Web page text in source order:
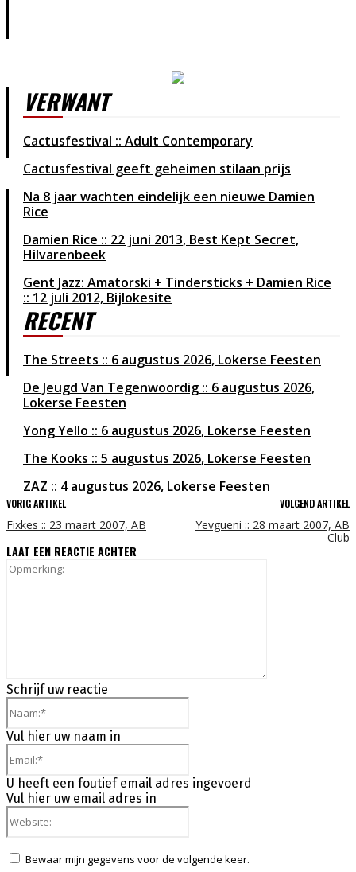
VERWANT
Cactusfestival :: Adult Contemporary
Cactusfestival geeft geheimen stilaan prijs
Na 8 jaar wachten eindelijk een nieuwe Damien
Rice
Damien Rice
22 juni 2013 Best Kept Secret,
Hilvarenbeek
Gent Jazz: Amatorski + Tindersticks + Damien Rice
:: 12 juli 2012, Bijlokesite
RECENT
The Streets 6 augustus 2026 Lokerse Feesten
De Jeugd Van Tegenwoordig
6 augustus 2026
Lokerse Feesten
Yong Yello
6 augustus 2026 Lokerse Feesten
The Kooks
5 augustus 2026 Lokerse Feesten
ZAZ
4 augustus 2026 Lokerse Feesten
VORIG ARTIKEL
Fixkes :: 23 maart 2007, AB
VOLGEND ARTIKEL
Yevgueni :: 28 maart 2007, AB
Club
LAAT EEN REACTIE ACHTER
Schrijf uw reactie
Vul hier uw naam in
U heeft een foutief email adres ingevoerd
Vul hier uw email adres in
Bewaar mijn gegevens voor de volgende keer.